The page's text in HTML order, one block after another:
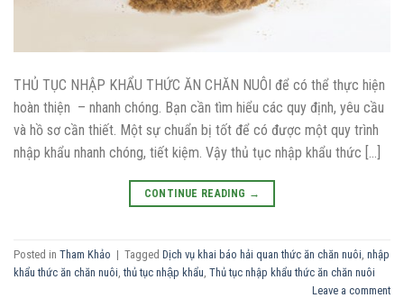
THỦ TỤC NHẬP KHẨU THỨC ĂN CHĂN NUÔI để có thể thực hiện
hoàn thiện – nhanh chóng. Bạn cần tìm hiểu các quy định, yêu cầu
và hồ sơ cần thiết. Một sự chuẩn bị tốt để có được một quy trình
nhập khẩu nhanh chóng, tiết kiệm. Vậy thủ tục nhập khẩu thức […]
CONTINUE READING →
Posted in Tham Khảo | Tagged Dịch vụ khai báo hải quan thức ăn chăn nuôi nhập
khẩu thức ăn chăn nuôi ,thủ tục nhập khẩu Thủ tục nhập khẩu thức ăn chăn nuôi
Leave a comment